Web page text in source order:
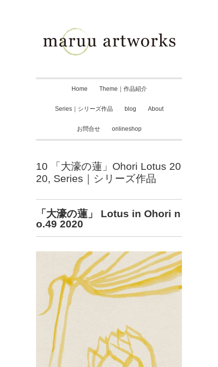
Home Theme｜作品紹介
Series｜シリーズ作品 blog About
お問合せ onlineshop
10 「大濠の蓮」Ohori Lotus 20
20, Series｜シリーズ作品
「大濠の蓮」 Lotus in Ohori n
o.49 2020